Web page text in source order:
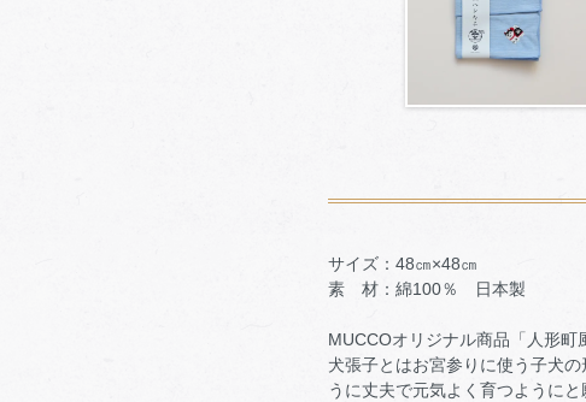
サイズ：48㎝×48㎝
素 材：綿100％ 日本製
MUCCOオリジナル商
犬張子とはお宮参りに使う子犬
うに丈夫で元気よく育つようにと